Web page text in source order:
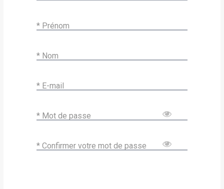
* Prénom
* Nom
* E-mail
* Mot de passe
* Confirmer votre mot de passe